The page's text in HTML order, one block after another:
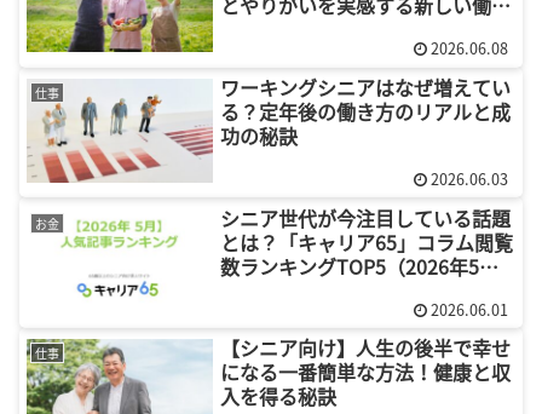
2026.06.08
仕事
ワーキングシニアはなぜ増えてい
る？定年後の働き方のリアルと成
功の秘訣
2026.06.03
お金
シニア世代が今注目している話題
とは？「キャリア65」コラム閲覧
数ランキングTOP5（2026年5
2026.06.01
仕事
【シニア向け】人生の後半で幸せ
になる一番簡単な方法！健康と収
入を得る秘訣